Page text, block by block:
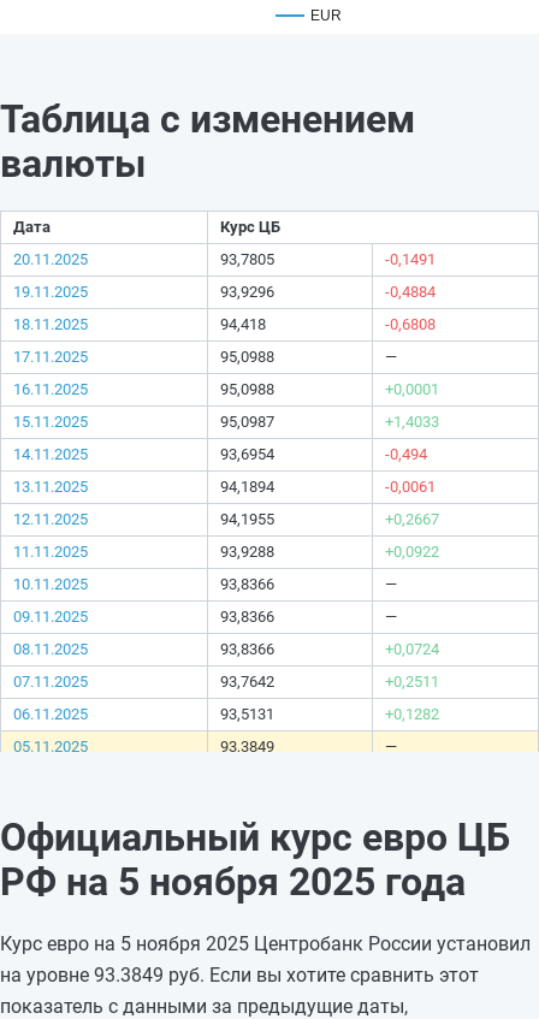
EUR
Таблица с изменением
валюты
Дата
Курс ЦБ
20.11.2025
93,7805
-0,1491
19.11.2025
93,9296
-0,4884
18.11.2025
94,418
-0,6808
17.11.2025
95,0988
—
16.11.2025
95,0988
+0,0001
15.11.2025
95,0987
+1,4033
14.11.2025
93,6954
-0,494
13.11.2025
94,1894
-0,0061
12.11.2025
94,1955
+0,2667
11.11.2025
93,9288
+0,0922
10.11.2025
93,8366
—
09.11.2025
93,8366
—
08.11.2025
93,8366
+0,0724
07.11.2025
93,7642
+0,2511
06.11.2025
93,5131
+0,1282
05.11.2025
93,3849
—
02.11.2025
93,3849
-0,0045
01.11.2025
93,3894
-0,0001
93,3895
30.10.2025
92,2466
-0,693
29.10.2025
92,9396
+0,9162
28.10.2025
92,0234
-2,0587
Официальный курс евро ЦБ
РФ на 5 ноября 2025 года
Курс евро на 5 ноября 2025 Центробанк России установил
на уровне 93.3849 руб. Если вы хотите сравнить этот
показатель с данными за предыдущие даты,